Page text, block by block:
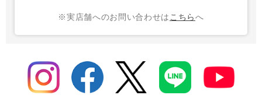
※実店舗へのお問い合わせは こちらへ